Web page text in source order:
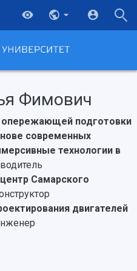
Фимович
опережающей подготовки
современных
технологии в
Самарского
двигателей